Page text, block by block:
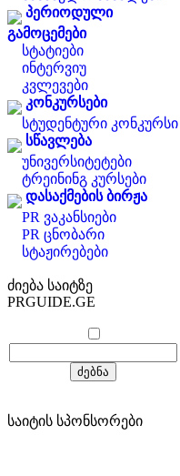
პერიოდული
გამოცემები
სტატიები
ინტერვიუ
კვლევები
კონკურსები
სტუდენტური კონკურსი
სწავლება
უნივერსიტეტები
ტრეინინგ კურსები
დასაქმების ბირჟა
PR ვაკანსიები
PR ცნობარი
სტაჟირებები
ძიება საიტზე
PRGUIDE.GE
საიტის სპონსორები